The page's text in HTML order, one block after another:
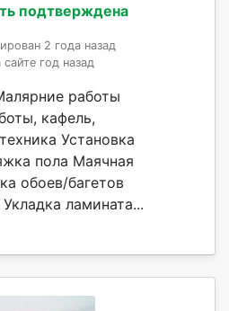
подтверждена
2 года назад
год назад
работы
кафель,
Установка
пола Маячная
обоев/багетов
ламината...